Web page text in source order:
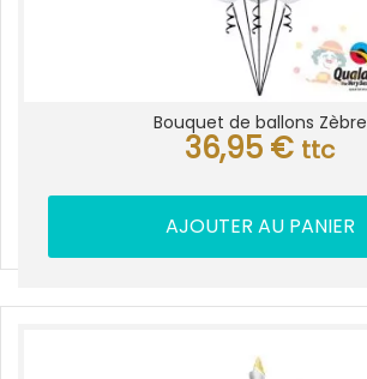
Bouquet de ballons Zèbre
36,95 € ttc
AJOUTER AU PANIER